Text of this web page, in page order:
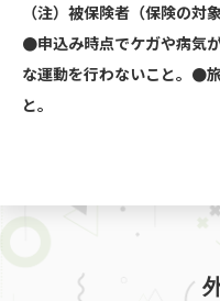
（注）被保険者（保険の対
●申込み時点でケガや病気
な運動を行わないこと。●
と。